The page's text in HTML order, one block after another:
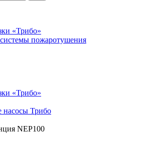
«Трибо»
пожаротушения
«Трибо»
Трибо
NEP100